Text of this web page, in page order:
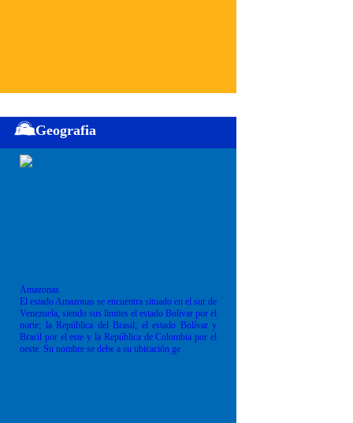
Geografia
Amazonas
El estado Amazonas se encuentra situado en el sur de
Venezuela, siendo sus límites el estado Bolívar por el
norte; la República del Brasil; el estado Bolívar y
Brasil por el este y la República de Colombia por el
oeste. Su nombre se debe a su ubicación ge